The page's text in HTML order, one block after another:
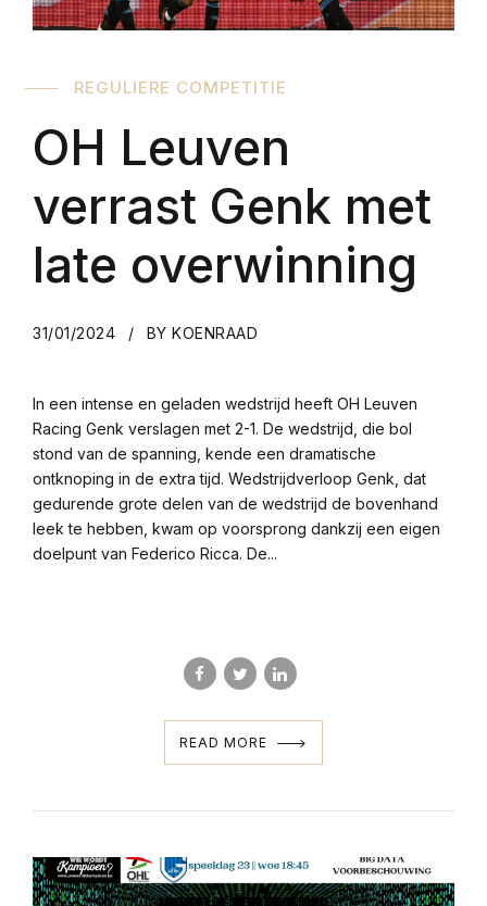
REGULIERE COMPETITIE
OH Leuven
verrast Genk met
late overwinning
31/01/2024 BY KOENRAAD
In een intense en geladen wedstrijd heeft OH Leuven
Racing Genk verslagen met 2-1. De wedstrijd, die bol
stond van de spanning, kende een dramatische
ontknoping in de extra tijd. Wedstrijdverloop Genk, dat
gedurende grote delen van de wedstrijd de bovenhand
leek te hebben, kwam op voorsprong dankzij een eigen
doelpunt van Federico Ricca. De...
READ MORE